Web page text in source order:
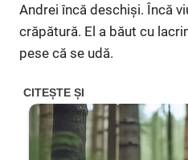
Andrei încă deschiși. Încă
crăpătură. El a băut cu
pese că se udă.